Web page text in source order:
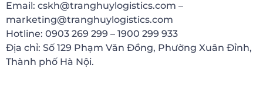
Email: cskh@tranghuylogistics.com –
marketing@tranghuylogistics.com
Hotline: 0903 269 299 – 1900 299 933
Địa chỉ: Số 129 Phạm Văn Đồng, Phường Xuân Đỉnh,
Thành phố Hà Nội.